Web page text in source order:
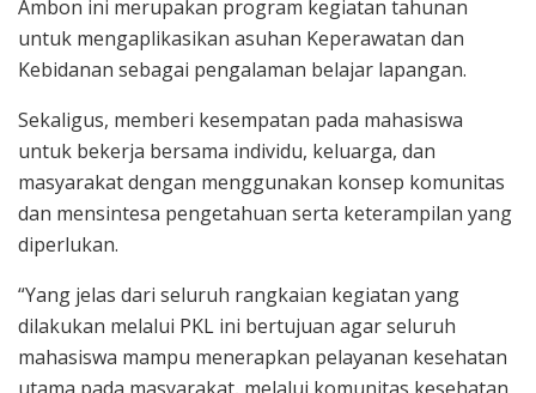
Ambon ini merupakan program kegiatan tahunan
untuk mengaplikasikan asuhan Keperawatan dan
Kebidanan sebagai pengalaman belajar lapangan.
Sekaligus, memberi kesempatan pada mahasiswa
untuk bekerja bersama individu, keluarga, dan
masyarakat dengan menggunakan konsep komunitas
dan mensintesa pengetahuan serta keterampilan yang
diperlukan.
“Yang jelas dari seluruh rangkaian kegiatan yang
dilakukan melalui PKL ini bertujuan agar seluruh
mahasiswa mampu menerapkan pelayanan kesehatan